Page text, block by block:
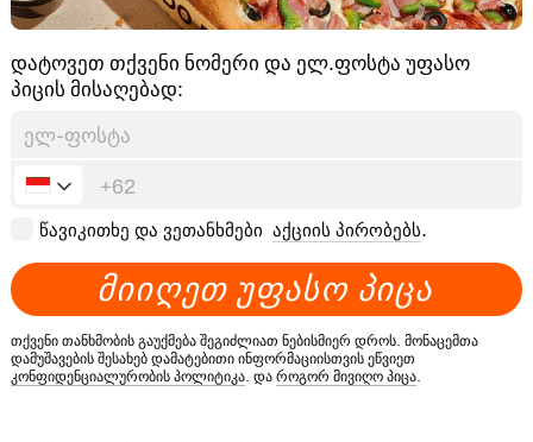
დატოვეთ თქვენი ნომერი და ელ.ფოსტა უფასო
პიცის მისაღებად:
წავიკითხე და ვეთანხმები აქციის პირობებს.
ᲛᲘᲘᲦᲔᲗ ᲣᲤᲐᲡᲝ ᲞᲘᲪᲐ
თქვენი თანხმობის გაუქმება შეგიძლიათ ნებისმიერ დროს. მონაცემთა
დამუშავების შესახებ დამატებითი ინფორმაციისთვის ეწვიეთ
კონფიდენციალურობის პოლიტიკა. და როგორ მივიღო პიცა.